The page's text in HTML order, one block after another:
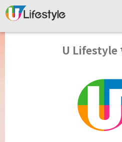
U Lifestyle